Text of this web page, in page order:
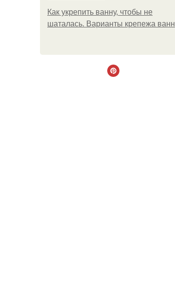
Как укрепить ванну, чтобы не
шаталась. Варианты крепежа ванн